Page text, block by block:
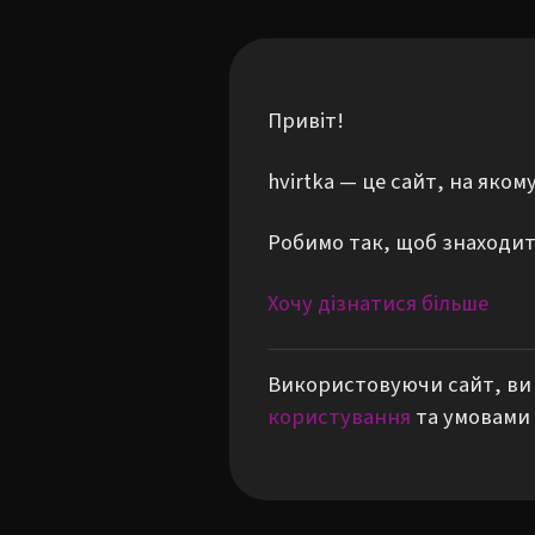
Привіт!
hvirtka — це сайт, на
Робимо так, щоб
Хочу дізнатися більше
Використовуючи сайт,
користування та умовами